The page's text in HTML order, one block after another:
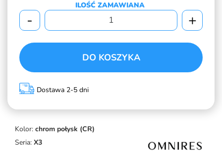
Kolor: chrom połysk (CR)
Seria: X3
ILOŚĆ ZAMAWIANA
- +
DO KOSZYKA
Dostawa 2-5 dni